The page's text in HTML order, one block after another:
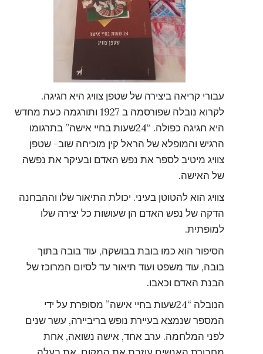
עבורי קריאה ביצירה של שטפן צוויג היא חגיגה.
לקרוא נובלה שפורסמה ב 1927 ותורגמה כעת מחדש
היא חגיגה כפולה. “24שעות בחיי אישה” בתרגומו
הרגיש והמופלא של הראל קין מוכיחה שוב- שטפן
צוויג מיטיב לספר את נפש האדם ובעיקר את נפשה
של האישה.
צוויג הוא להטוטן בעיני. יכולת התיאור שלו וההבחנה
הדקה של נפש האדם הן שעושות כל יצירה שלו
למופתית.
הסיפור הוא כמו בובת בבושקה, עוד בובה בתוך
בובה, עוד משפט ועוד תיאור עד לסיום המרוכז של
הבנת האדם וכאבו.
הנובלה “24שעות בחיי אישה” מסופרת על ידי
המספר שנמצא בעיירת נופש בריביירה, עשר שנים
לפני המלחמה. ערב אחד, אישה נשואה, אחת